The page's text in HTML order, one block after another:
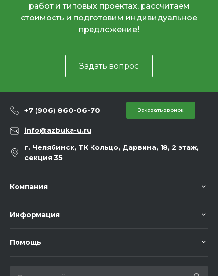
работ и типовых проектах, рассчитаем
стоимость и подготовим индивидуальное
предложение!
Задать вопрос
+7 (906) 860-06-70 Заказать звонок
info@azbuka-u.ru
г. Челябинск, ТК Кольцо, Дарвина, 18, 2 этаж,
секция 35
Компания
Информация
Помощь